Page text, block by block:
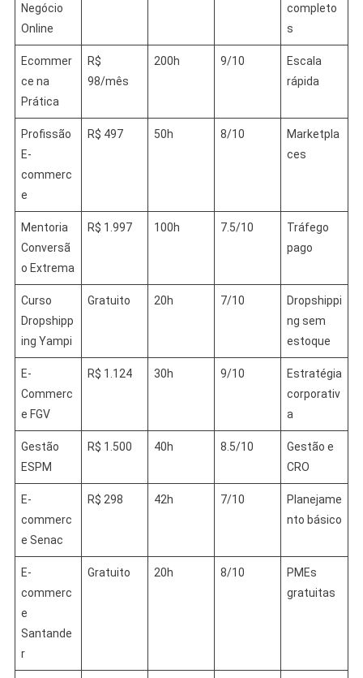
Negócio
Online
completo
s
Ecommer
ce na
Prática
R$
98/mês
200h 9/10
Escala
rápida
Profissão
E-
commerc
e
R$ 497 50h 8/10
Marketpla
ces
Mentoria
Conversã
o Extrema
R$ 1.997 100h 7.5/10
Tráfego
pago
Curso
Dropshipp
ing Yampi
Gratuito 20h 7/10
Dropshippi
ng sem
estoque
E-
Commerc
e FGV
R$ 1.124 30h 9/10
Estratégia
corporativ
a
Gestão
ESPM
R$ 1.500 40h 8.5/10
Gestão e
CRO
E-
commerc
e Senac
R$ 298 42h 7/10
Planejame
nto básico
E-
commerc
e
Santande
r
Gratuito 20h 8/10
PMEs
gratuitas